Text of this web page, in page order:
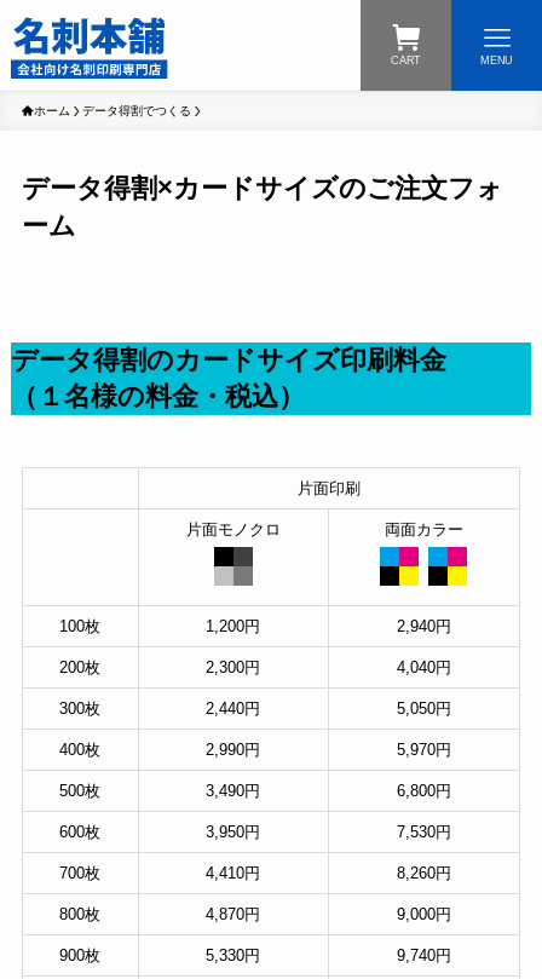
CART MENU
ホーム データ得割でつくる
データ得割×カードサイズのご注文フォ
ーム
データ得割のカードサイズ印刷料金
（１名様の料金・税込）
片面印刷
片面モノクロ 両面カラー
100枚 1,200円 2,940円
200枚 2,300円 4,040円
300枚 2,440円 5,050円
400枚 2,990円 5,970円
500枚 3,490円 6,800円
600枚 3,950円 7,530円
700枚 4,410円 8,260円
800枚 4,870円 9,000円
900枚 5,330円 9,740円